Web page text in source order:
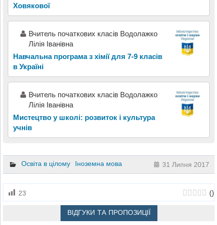
Ховякової
Вчитель початкових класів Водолажко
Лілія Іванівна
Навчальна програма з хімії для 7-9 класів
в Україні
Вчитель початкових класів Водолажко
Лілія Іванівна
Мистецтво у школі: розвиток і культура
учнів
Освіта в цілому Іноземна мова 31 Липня 2017
23 ()
ВІДГУКИ ТА ПРОПОЗИЦІЇ